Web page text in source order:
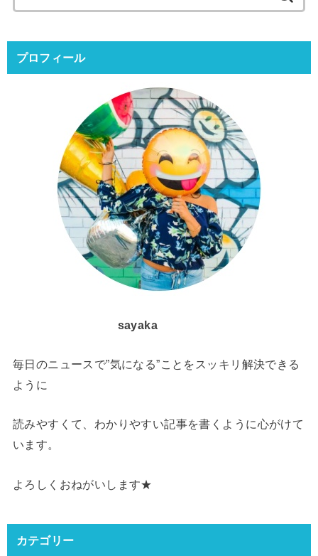
索:
プロフィール
sayaka
毎日のニュースで”気になる”ことをスッキリ解決できる
ように
読みやすくて、わかりやすい記事を書くように心がけて
います。
よろしくおねがいします★
カテゴリー